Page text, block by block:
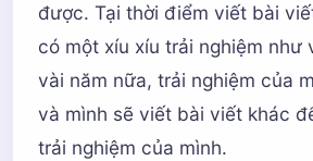
được. Tại thời điểm viết bài
có một xíu xíu trải nghiệm như
vài năm nữa, trải nghiệm của
và mình sẽ viết bài viết khác
trải nghiệm của mình.